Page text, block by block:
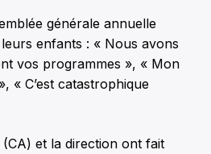
générale annuelle
enfants : « Nous avons
vos programmes », « Mon
« C’est catastrophique
(CA) et la direction ont fait